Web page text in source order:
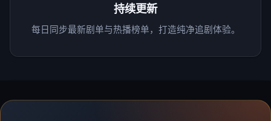
持续更新
每日同步最新剧单与热播榜单，打造纯净追剧体验。